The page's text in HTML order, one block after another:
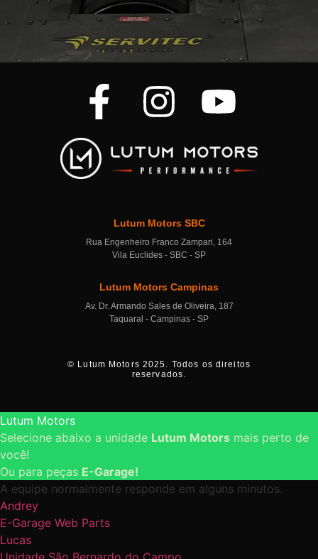
Lutum Motors SBC
Rua Engenheiro Franco Zampari, 164
Vila Euclides - SBC - SP
Lutum Motors Campinas
Av. Dr. Armando Sales de Oliveira, 187
Taquaral - Campinas - SP
© Lutum Motors 2025. Todos os direitos
reservados.
Lutum Motors
Selecione abaixo a unidade Lutum Motors mais perto de
você!
Ou para peças E-Garage!
A equipe normalmente responde em alguns minutos.
Andrey
E-Garage Web Parts
Lucas